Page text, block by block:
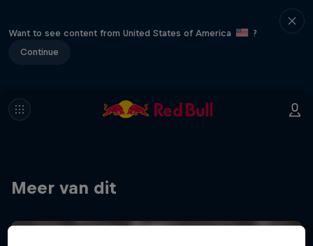
Want to see content from United States of America
?
Continue
Meer van dit